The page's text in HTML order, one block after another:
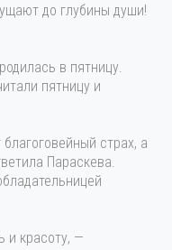
до глубины души!
в пятницу.
пятницу и
страх, а
Параскева.
и красоту, —